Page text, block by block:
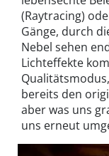
(Raytracing)
Gänge, durch
Nebel sehen
Lichteffekte
bereits den
aber was uns
uns erneut